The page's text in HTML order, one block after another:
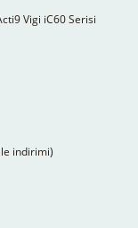
Vigi iC60 Serisi
indirimi)